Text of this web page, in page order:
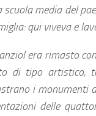
scuola media del
qui viveva e
era rimasto
di tipo artistico,
i monumenti
delle